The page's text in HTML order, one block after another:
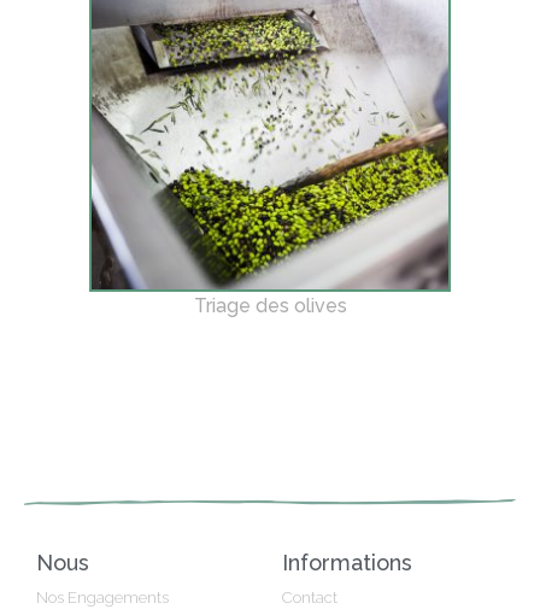
Triage des olives
Nous
Nos Engagements
Informations
Contact